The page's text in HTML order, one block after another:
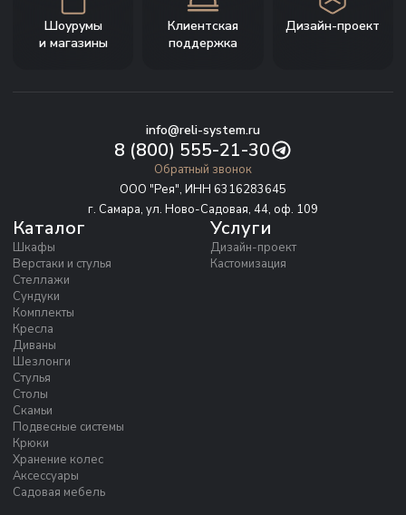
Шоурумы
и магазины
Клиентская
поддержка
Дизайн-проект
Каталог
Шкафы
Верстаки и стулья
Стеллажи
Сундуки
Комплекты
Кресла
Диваны
Шезлонги
Стулья
Столы
Скамьи
Подвесные системы
Крюки
Хранение колес
Аксессуары
Садовая мебель
Услуги
Дизайн-проект
Кастомизация
info@reli-system.ru
8 (800) 555-21-30
Обратный звонок
ООО "Рея", ИНН 6316283645
г. Самара, ул. Ново-Садовая, 44, оф. 109